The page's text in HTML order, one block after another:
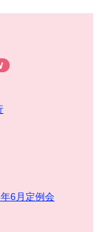
6月定例会